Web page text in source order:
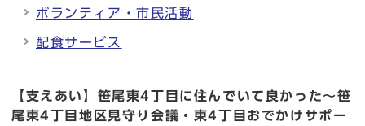
ボランティア・市民活動
配食サービス
【支えあい】笹尾東4丁目に住んでいて良かった～笹
尾東4丁目地区見守り会議・東4丁目おでかけサポー